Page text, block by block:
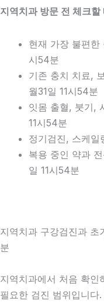
지역치과 방문 전 체크
현재 가장 불편한
시54분
기존 충치 치료,
월31일 11시54분
잇몸 출혈, 붓기,
11시54분
정기검진, 스케일
복용 중인 약과
일 11시54분
지역치과 구강검진과
분
지역치과에서 처음 확
필요한 검진 범위입니다